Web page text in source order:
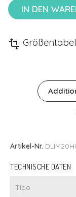
IN DEN
transform
Artikel-Nr.
TECHNISCHE DATEN
Tipo